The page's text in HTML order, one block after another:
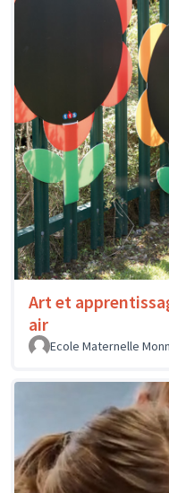
Art et
air
Ecole Maternelle